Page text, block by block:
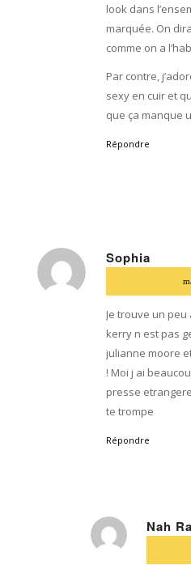
look dans
marquée. On
comme on a
Par contre,
sexy en cuir et
que ça manque
Répondre
Sophia
:
Je trouve un
kerry n est pas
julianne moore
! Moi j ai
presse
te trompe
Répondre
Nah